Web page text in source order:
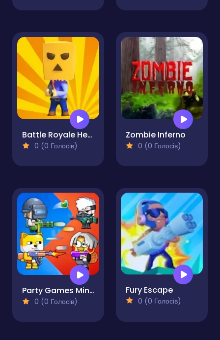
Battle Royale Heroes
0 (0 Голосів)
Zombie Inferno
0 (0 Голосів)
Party Games Mini Shooter Battle
0 (0 Голосів)
Fury Escape
0 (0 Голосів)